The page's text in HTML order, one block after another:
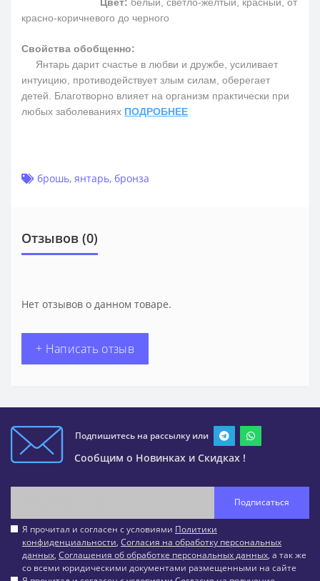
красно-коричневого до черного
Свойства обобщенно:
Янтарь дарит счастье в любви и дружбе, усиливает
интуицию, противодействует злым силам, оберегает
детей. Благотворно влияет на организм практически при
любых заболеваниях ПОДРОБНЕЕ
брошь, янтарь, бронза
Отзывов (0)
Нет отзывов о данном товаре.
+ Написать отзыв
Подпишитесь на рассылку или
Сообщим о Новинках и Скидках !
Подписаться
Я прочитал и согласен с условиями Политики
конфиденциальности, Согласия на обработку персональных
данных, Соглашения об обработке персональных данных, а так же
со всеми юридическими документами размещенными на сайте